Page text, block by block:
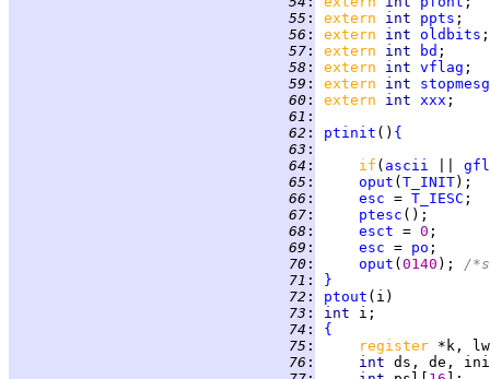
  55
: extern int ppts
  56
: extern int oldbits
  57
: extern int bd
  58
: extern int vflag
  59
: extern int stopmesg
  60
: extern int xxx
  61
:
  62
: ptinit () {
  63
:
  64
: if ( ascii
  65
: oput ( T_INIT
  66
: esc = T_IESC
  67
: ptesc
  68
: esct = 0
  69
: esc = po
  70
: oput ( 0140 );
/
  71
:
}
  72
: ptout
  73
: int
  74
:
{
  75
:
register
  76
:
int